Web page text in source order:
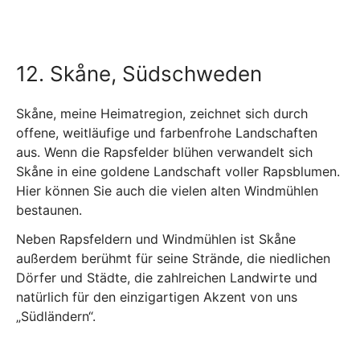
12. Skåne, Südschweden
Skåne, meine Heimatregion, zeichnet sich durch
offene, weitläufige und farbenfrohe Landschaften
aus. Wenn die Rapsfelder blühen verwandelt sich
Skåne in eine goldene Landschaft voller Rapsblumen.
Hier können Sie auch die vielen alten Windmühlen
bestaunen.
Neben Rapsfeldern und Windmühlen ist Skåne
außerdem berühmt für seine Strände, die niedlichen
Dörfer und Städte, die zahlreichen Landwirte und
natürlich für den einzigartigen Akzent von uns
„Südländern“.